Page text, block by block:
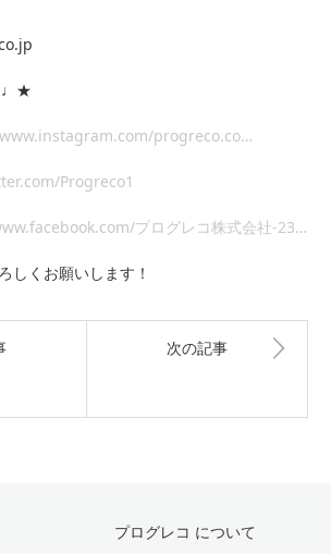
♩★
progreco.co…
Progreco1
プログレコ株式会社-23…
しくお願いします！
次の記事
プログレコ について